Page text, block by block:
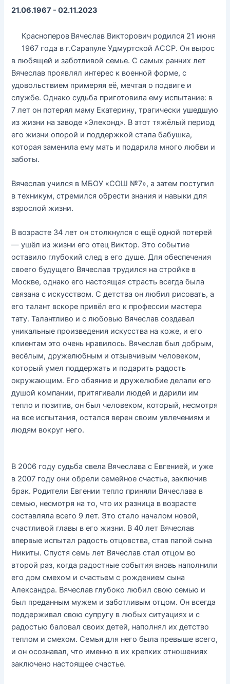
21.06.1967 - 02.11.2023
Красноперов Вячеслав Викторович родился 21 июня
1967 года в г.Сарапуле Удмуртской АССР. Он вырос
в любящей и заботливой семье. С самых ранних лет
Вячеслав проявлял интерес к военной форме, с
удовольствием примеряя её, мечтая о подвиге и
службе. Однако судьба приготовила ему испытание: в
7 лет он потерял маму Екатерину, трагически ушедшую
из жизни на заводе «Элеконд». В этот тяжёлый период
его жизни опорой и поддержкой стала бабушка,
которая заменила ему мать и подарила много любви и
заботы.
Вячеслав учился в МБОУ «СОШ №7», а затем поступил
в техникум, стремился обрести знания и навыки для
взрослой жизни.
В возрасте 34 лет он столкнулся с ещё одной потерей
— ушёл из жизни его отец Виктор. Это событие
оставило глубокий след в его душе. Для обеспечения
своего будущего Вячеслав трудился на стройке в
Москве, однако его настоящая страсть всегда была
связана с искусством. С детства он любил рисовать, а
его талант вскоре привёл его к профессии мастера
тату. Талантливо и с любовью Вячеслав создавал
уникальные произведения искусства на коже, и его
клиентам это очень нравилось. Вячеслав был добрым,
весёлым, дружелюбным и отзывчивым человеком,
который умел поддержать и подарить радость
окружающим. Его обаяние и дружелюбие делали его
душой компании, притягивали людей и дарили им
тепло и позитив, он был человеком, который, несмотря
на все испытания, остался верен своим увлечениям и
людям вокруг него.
В 2006 году судьба свела Вячеслава с Евгенией, и уже
в 2007 году они обрели семейное счастье, заключив
брак. Родители Евгении тепло приняли Вячеслава в
семью, несмотря на то, что их разница в возрасте
составляла всего 9 лет. Это стало началом новой,
счастливой главы в его жизни. В 40 лет Вячеслав
впервые испытал радость отцовства, став папой сына
Никиты. Спустя семь лет Вячеслав стал отцом во
второй раз, когда радостные события вновь наполнили
его дом смехом и счастьем с рождением сына
Александра. Вячеслав глубоко любил свою семью и
был преданным мужем и заботливым отцом. Он всегда
поддерживал свою супругу в любых ситуациях и с
радостью баловал своих детей, наполнял их детство
теплом и смехом. Семья для него была превыше всего,
и он осознавал, что именно в их крепких отношениях
заключено настоящее счастье.